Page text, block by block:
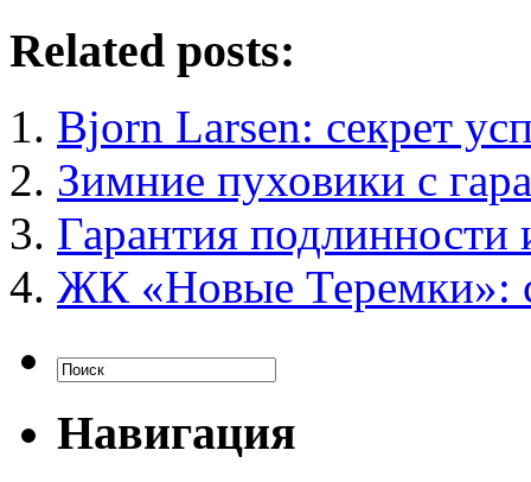
Related posts:
Bjorn Larsen: секрет
Зимние пуховики с
Гарантия подлинности
ЖК «Новые Теремки»:
Навигация